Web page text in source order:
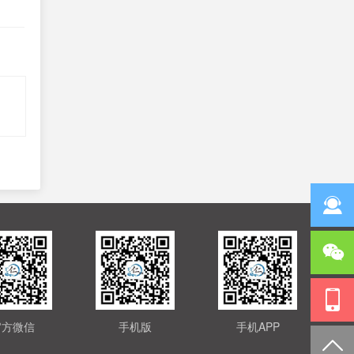
手机APP
手机版
微信